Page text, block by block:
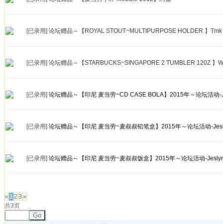
[已录用] 论坛赠品～【ROYAL STOUT~MULTIPURPOSE HOLDER 】Tmk
[已录用] 论坛赠品～【STARBUCKS~SINGAPORE 2 TUMBLER 120Z 】
[已录用] 论坛赠品～【印尼 麦当劳~CD CASE BOLA】2015年～论坛活动
[已录用] 论坛赠品～【印尼 麦当劳~麦叔叔铅笔盒】2015年～论坛活动-
[已录用] 论坛赠品～【印尼 麦当劳~麦叔叔饭盒】2015年～论坛活动-
« 12 3 »
共3页
Go